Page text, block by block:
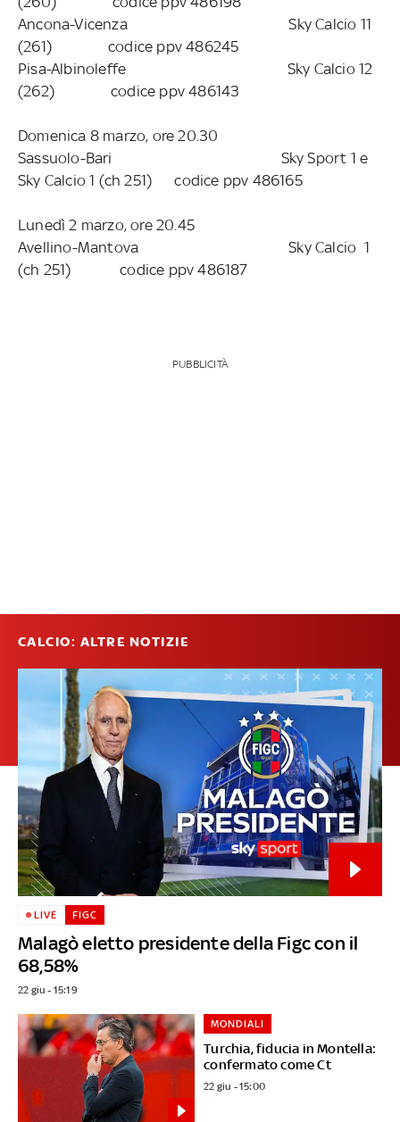
Ancona-Vicenza Sky Calcio 11
(261) codice ppv 486245
Pisa-Albinoleffe Sky Calcio 12
(262) codice ppv 486143
Domenica 8 marzo, ore 20.30
Sassuolo-Bari Sky Sport 1 e
Sky Calcio 1 (ch 251) codice ppv 486165
Lunedì 2 marzo, ore 20.45
Avellino-Mantova Sky Calcio 1
(ch 251) codice ppv 486187
PUBBLICITÀ
CALCIO: ALTRE NOTIZIE
Malagò eletto presidente della Figc con il
68,58%
LIVE FIGC
22 giu - 15:19
Turchia, fiducia in Montella:
confermato come Ct
MONDIALI
22 giu - 15:00